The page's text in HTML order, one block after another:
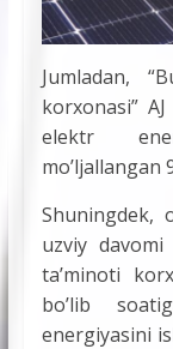
Jumladan,
korxonasi”
elektr
mo’ljallangan
Shuningdek,
uzviy
ta’minoti
bo’lib
energiyasini